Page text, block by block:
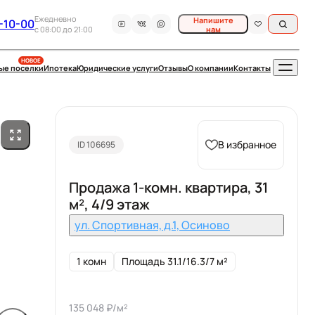
10-00Ежедневно
c 08:00 до 21:00
Напишите
нам
НОВОЕ
поселкиИпотекаЮридические услугиОтзывыО компанииКонтакты
ID 106695 В избранное
Продажа 1-комн. квартира, 31
м², 4/9 этаж
ул. Спортивная, д.1, Осиново
1 комн Площадь 31.1/16.3/7 м²
135 048 ₽/м²